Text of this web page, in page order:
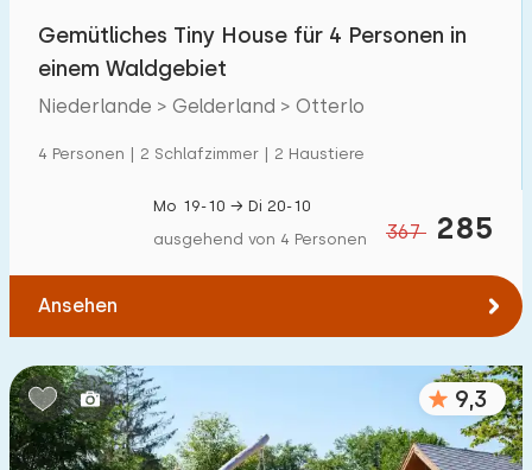
Zum Meer(max. km):
Zum Wald(max. km):
5 10
1 2
Zu öffentlichen Verkehrsmitteln
0,2 0,5 1
Gemütliches Tiny House für 4 Personen in
einem Waldgebiet
Niederlande > Gelderland > Otterlo
4 Personen | 2 Schlafzimmer | 2 Haustiere
367 285
Mo 19-10 → Di 20-10
ausgehend von 4 Personen
Ansehen
9,3